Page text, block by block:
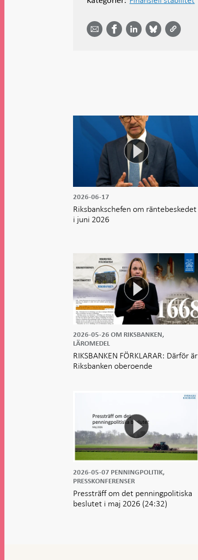
email -
Dela på
FacebookLinkedIn
-
på
Bluesky
på
Twitter
2026-06-17
Riksbankschefen om räntebeskedet
i juni 2026
2026-05-26OM RIKSBANKEN,
LÄROMEDEL
RIKSBANKEN FÖRKLARAR: Därför är
Riksbanken oberoende
2026-05-07 PENNINGPOLITIK,
PRESSKONFERENSER
Pressträff om det penningpolitiska
beslutet i maj 2026 (24:32)